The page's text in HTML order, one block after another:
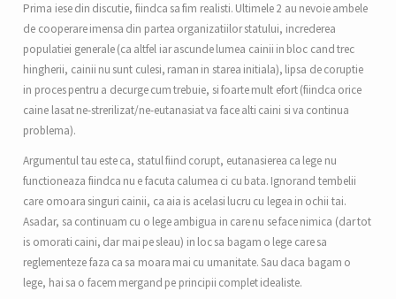
Prima iese din discutie, fiindca sa fim realisti. Ultimele 2 au nevoie ambele
de cooperare imensa din partea organizatiilor statului, increderea
populatiei generale (ca altfel iar ascunde lumea cainii in bloc cand trec
hingherii, cainii nu sunt culesi, raman in starea initiala), lipsa de coruptie
in proces pentru a decurge cum trebuie, si foarte mult efort (fiindca orice
caine lasat ne-strerilizat/ne-eutanasiat va face alti caini si va continua
problema).
Argumentul tau este ca, statul fiind corupt, eutanasierea ca lege nu
functioneaza fiindca nu e facuta calumea ci cu bata. Ignorand tembelii
care omoara singuri cainii, ca aia is acelasi lucru cu legea in ochii tai.
Asadar, sa continuam cu o lege ambigua in care nu se face nimica (dar tot
is omorati caini, dar mai pe sleau) in loc sa bagam o lege care sa
reglementeze faza ca sa moara mai cu umanitate. Sau daca bagam o
lege, hai sa o facem mergand pe principii complet idealiste.